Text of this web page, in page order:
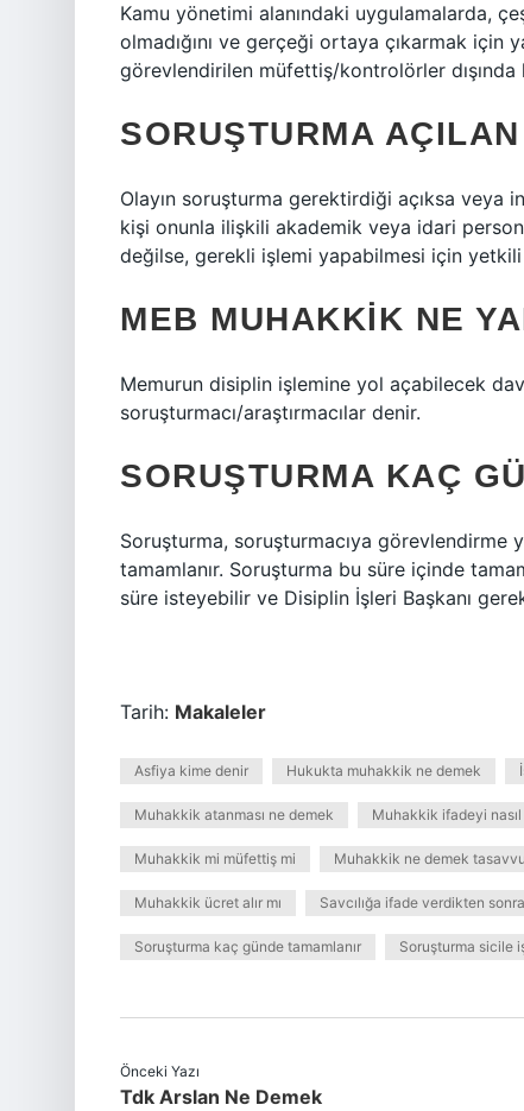
Kamu yönetimi alanındaki uygulamalarda,
olmadığını ve gerçeği ortaya çıkarmak için
görevlendirilen müfettiş/kontrolörler
SORUŞTURMA
Olayın soruşturma gerektirdiği açıksa veya
kişi onunla ilişkili akademik veya idari
değilse, gerekli işlemi yapabilmesi için
MEB MUHAKKIK NE
Memurun disiplin işlemine yol açabilecek
soruşturmacı/araştırmacılar denir.
SORUŞTURMA KAÇ
Soruşturma, soruşturmacıya görevlendirme
tamamlanır. Soruşturma bu süre içinde
süre isteyebilir ve Disiplin İşleri Başkanı
Tarih: Makaleler
Asfiya kime denir Hukukta muhakkik ne demek
Muhakkik atanması ne demek Muhakkik ifadeyi nasıl
Muhakkik mi müfettiş mi Muhakkik ne demek
Muhakkik ücret alır mı Savcılığa ifade verdikten
Soruşturma kaç günde tamamlanır Soruşturma sicile
Önceki Yazı
Tdk Arslan Ne Demek